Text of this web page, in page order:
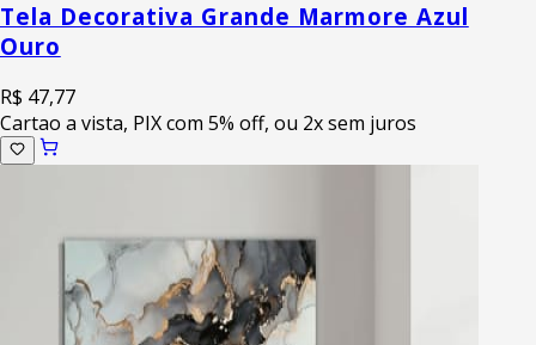
Tela Decorativa Grande Marmore Azul
Ouro
R$ 47,77
Cartao a vista, PIX com 5% off, ou 2x sem juros